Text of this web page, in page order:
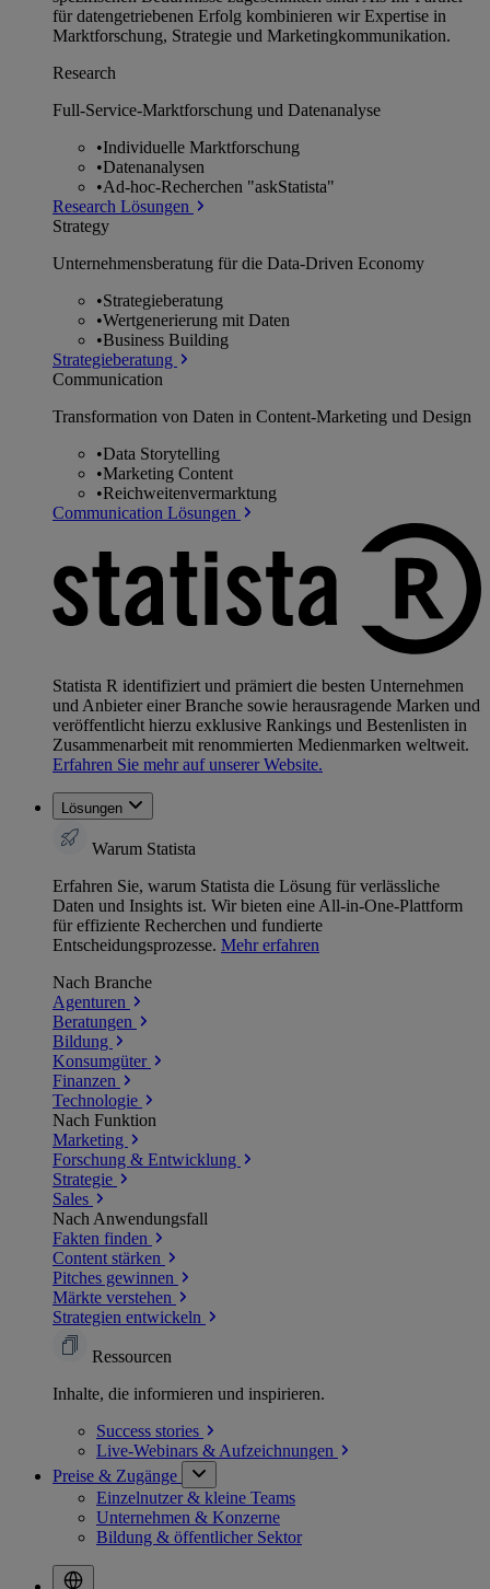
für datengetriebenen Erfolg kombinieren wir Expertise in
Marktforschung, Strategie und Marketingkommunikation.
Research
Full-Service-Marktforschung und Datenanalyse
•Individuelle Marktforschung
•Datenanalysen
•Ad-hoc-Recherchen "askStatista"
Research Lösungen
Strategy
Unternehmens­beratung für die Data-Driven Economy
•Strategieberatung
•Wertgenerierung mit Daten
•Business Building
Strategieberatung
Communication
Transformation von Daten in Content-Marketing und Design
•Data Storytelling
•Marketing Content
•Reichweitenvermarktung
Communication Lösungen
Statista R identifiziert und prämiert die besten Unternehmen
und Anbieter einer Branche sowie herausragende Marken und
veröffentlicht hierzu exklusive Rankings und Bestenlisten in
Zusammenarbeit mit renommierten Medienmarken weltweit.
Erfahren Sie mehr auf unserer Website.
Lösungen
Warum Statista
Erfahren Sie, warum Statista die Lösung für verlässliche
Daten und Insights ist. Wir bieten eine All-in-One-Plattform
für effiziente Recherchen und fundierte
Entscheidungsprozesse. Mehr erfahren
Nach Branche
Agenturen
Beratungen
Bildung
Konsumgüter
Finanzen
Technologie
Nach Funktion
Marketing
Forschung & Entwicklung
Strategie
Sales
Nach Anwendungsfall
Fakten finden
Content stärken
Pitches gewinnen
Märkte verstehen
Strategien entwickeln
Ressourcen
Inhalte, die informieren und inspirieren.
Success stories
Live-Webinars & Aufzeichnungen
Preise & Zugänge
Einzelnutzer & kleine Teams
Unternehmen & Konzerne
Bildung & öffentlicher Sektor